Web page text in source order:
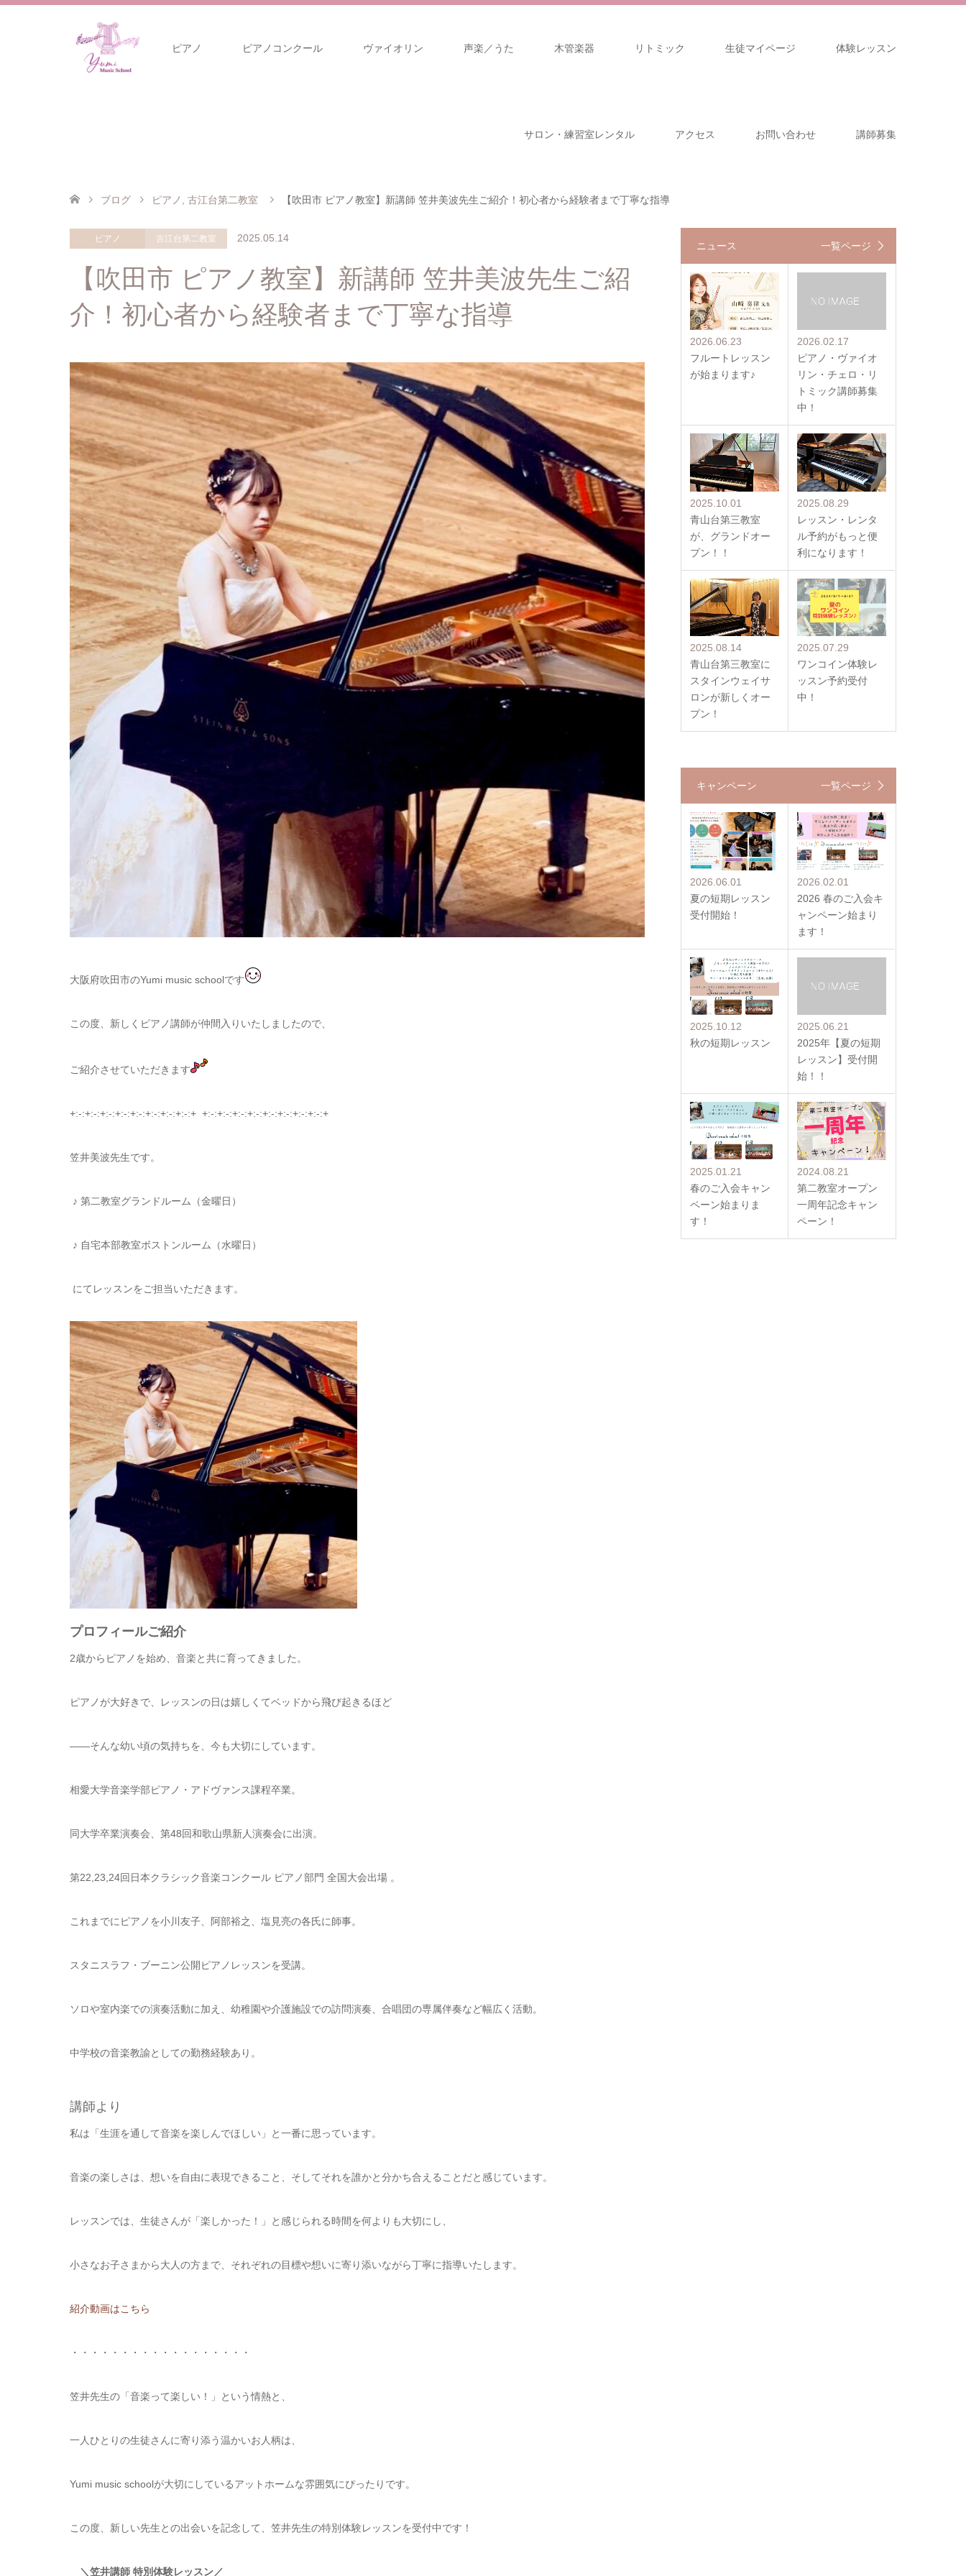
ピアノ ピアノコンクール ヴァイオリン 声楽／うた 木管楽器 リトミック 生徒マイページ 体験レッスン
サロン・練習室レンタル アクセス お問い合わせ 講師募集
ブログ ピアノ 古江台第二教室 【吹田市 ピアノ教室】新講師 笠井美波先生ご紹介！初心者から経験者まで丁寧な指導
ピアノ 古江台第二教室 2025.05.14
【吹田市 ピアノ教室】新講師 笠井美波先生ご紹
介！初心者から経験者まで丁寧な指導
大阪府吹田市のYumi music schoolです
この度、新しくピアノ講師が仲間入りいたしましたので、
ご紹介させていただきます
+:-:+:-:+:-:+:-:+:-:+:-:+:-:+:-:+ +:-:+:-:+:-:+:-:+:-:+:-:+:-:+:-:+
笠井美波先生です。
♪ 第二教室グランドルーム（金曜日）
♪ 自宅本部教室ボストンルーム（水曜日）
にてレッスンをご担当いただきます。
プロフィールご紹介
2歳からピアノを始め、音楽と共に育ってきました。
ピアノが大好きで、レッスンの日は嬉しくてベッドから飛び起きるほど
——そんな幼い頃の気持ちを、今も大切にしています。
相愛大学音楽学部ピアノ・アドヴァンス課程卒業。
同大学卒業演奏会、第48回和歌山県新人演奏会に出演。
第22,23,24回日本クラシック音楽コンクール ピアノ部門 全国大会出場 。
これまでにピアノを小川友子、阿部裕之、塩見亮の各氏に師事。
スタニスラフ・ブーニン公開ピアノレッスンを受講。
ソロや室内楽での演奏活動に加え、幼稚園や介護施設での訪問演奏、合唱団の専属伴奏など幅広く活動。
中学校の音楽教諭としての勤務経験あり。
講師より
私は「生涯を通して音楽を楽しんでほしい」と一番に思っています。
音楽の楽しさは、想いを自由に表現できること、そしてそれを誰かと分かち合えることだと感じています。
レッスンでは、生徒さんが「楽しかった！」と感じられる時間を何よりも大切にし、
小さなお子さまから大人の方まで、それぞれの目標や想いに寄り添いながら丁寧に指導いたします。
紹介動画はこちら
・・・・・・・・・・・・・・・・・・
笠井先生の「音楽って楽しい！」という情熱と、
一人ひとりの生徒さんに寄り添う温かいお人柄は、
Yumi music schoolが大切にしているアットホームな雰囲気にぴったりです。
この度、新しい先生との出会いを記念して、笠井先生の特別体験レッスンを受付中です！
＼笠井講師 特別体験レッスン／
ニュース 一覧ページ
2026.06.23
フルートレッスン
が始まります♪
2026.02.17
ピアノ・ヴァイオ
リン・チェロ・リ
トミック講師募集
中！
2025.10.01
青山台第三教室
が、グランドオー
プン！！
2025.08.29
レッスン・レンタ
ル予約がもっと便
利になります！
2025.08.14
青山台第三教室に
スタインウェイサ
ロンが新しくオー
プン！
2025.07.29
ワンコイン体験レ
ッスン予約受付
中！
キャンペーン 一覧ページ
2026.06.01
夏の短期レッスン
受付開始！
2026.02.01
2026 春のご入会キ
ャンペーン始まり
ます！
2025.10.12
秋の短期レッスン
2025.06.21
2025年【夏の短期
レッスン】受付開
始！！
2025.01.21
春のご入会キャン
ペーン始まりま
す！
2024.08.21
第二教室オープン
一周年記念キャン
ペーン！